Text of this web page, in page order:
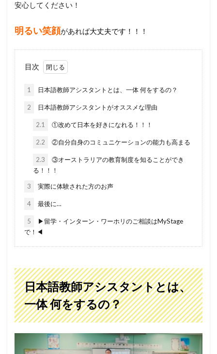
安心してください！
明るい笑顔があれば大丈夫です！！！
目次
1 日本語教師アシスタントとは、一体 何をするの？
2 日本語教師アシスタントがオススメな理由
2.1 ①改めて日本を好きになれる！！！
2.2 ②自分自身のコミュニケーションの能力も高まる
2.3
③オーストラリアの教育制度を知ることができ
る！！！
3 実際に体験された方のお声
4 最後に…
5
▶留学・インターン・ワーホリのご相談はMyStage
で！◀
日本語教師アシスタントとは、
一体 何をするの？